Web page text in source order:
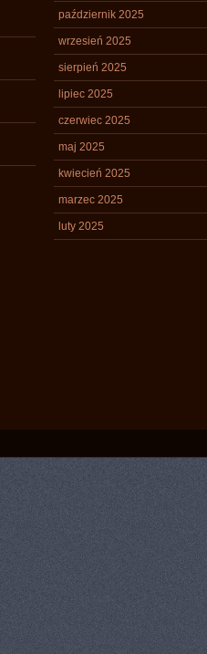
październik 2025
wrzesień 2025
sierpień 2025
lipiec 2025
czerwiec 2025
maj 2025
kwiecień 2025
marzec 2025
luty 2025